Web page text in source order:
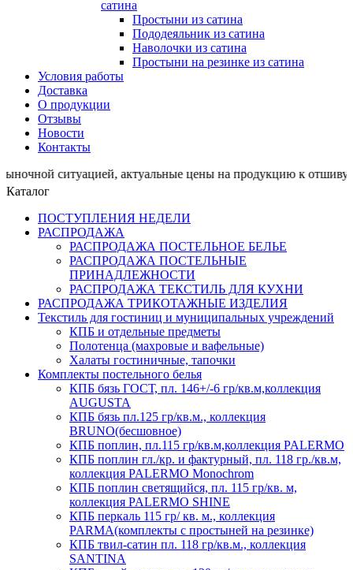
сатина
Простыни из сатина
Пододеяльник из сатина
Наволочки из сатина
Простыни на резинке из сатина
Условия работы
Доставка
О продукции
Отзывы
Новости
Контакты
ситуацией, актуальные цены на продукцию к отшиву
Каталог
ПОСТУПЛЕНИЯ НЕДЕЛИ
РАСПРОДАЖА
РАСПРОДАЖА ПОСТЕЛЬНОЕ БЕЛЬЕ
РАСПРОДАЖА ПОСТЕЛЬНЫЕ
ПРИНАДЛЕЖНОСТИ
РАСПРОДАЖА ТЕКСТИЛЬ ДЛЯ КУХНИ
РАСПРОДАЖА ТРИКОТАЖНЫЕ ИЗДЕЛИЯ
Текстиль для гостиниц и муниципальных учреждений
КПБ и отдельные предметы
Полотенца (махровые и вафельные)
Халаты гостиничные, тапочки
Комплекты постельного белья
КПБ бязь ГОСТ, пл. 146+/-6 гр/кв.м,коллекция
AUGUSTA
КПБ бязь пл.125 гр/кв.м., коллекция
BRUNO(бесшовное)
КПБ поплин, пл.115 гр/кв.м,коллекция PALERMO
КПБ поплин гл./кр. и фактурный, пл. 118 гр./кв.м,
коллекция PALERMO Monochrom
КПБ поплин светящийся, пл. 115 гр/кв. м,
коллекция PALERMO SHINE
КПБ перкаль 115 гр/ кв. м., коллекция
PARMA(комплекты с простыней на резинке)
КПБ твил-сатин пл. 118 гр/кв.м., коллекция
SANTINA